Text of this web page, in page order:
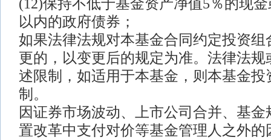
(12)保持不低于基金资产净值5％的现
以内的政府债券；
如果法律法规对本基金合同约定投资组
更的，以变更后的规定为准。法律法规
述限制，如适用于本基金，则本基金投
制。
因证券市场波动、上市公司合并、基
置改革中支付对价等基金管理人之外的